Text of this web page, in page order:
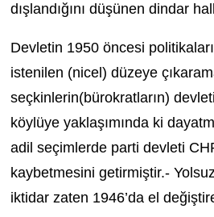
dışlandığını düşünen dindar
Devletin 1950 öncesi
istenilen (nicel) düzeye
seçkinlerin(bürokratların)
köylüye yaklaşımında ki
adil seçimlerde parti devleti
kaybetmesini getirmiştir.-
iktidar zaten 1946’da el